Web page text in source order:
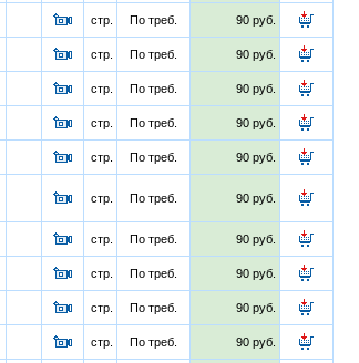
стр. По треб. 90 руб.
стр. По треб. 90 руб.
стр. По треб. 90 руб.
стр. По треб. 90 руб.
стр. По треб. 90 руб.
стр. По треб. 90 руб.
стр. По треб. 90 руб.
стр. По треб. 90 руб.
стр. По треб. 90 руб.
стр. По треб. 90 руб.